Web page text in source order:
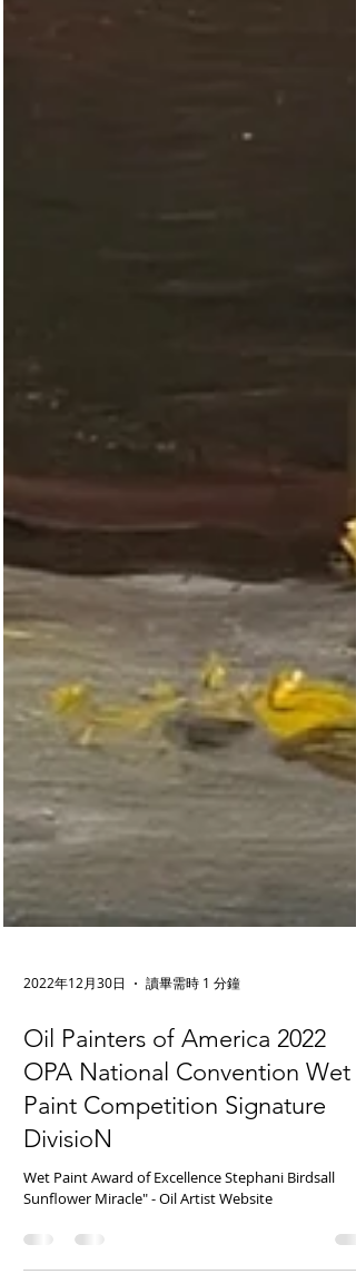
2022年12月30日 讀畢需時 1 分鐘
Oil Painters of America 2022
OPA National Convention Wet
Paint Competition Signature
DivisioN
Wet Paint Award of Excellence Stephani Birdsall